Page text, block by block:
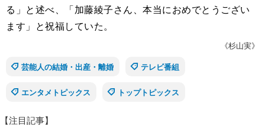
る」と述べ、「加藤綾子さん、本当におめでとうござい
ます」と祝福していた。
《杉山実》
芸能人の結婚・出産・離婚
テレビ番組
エンタメトピックス トップトピックス
【注目記事】